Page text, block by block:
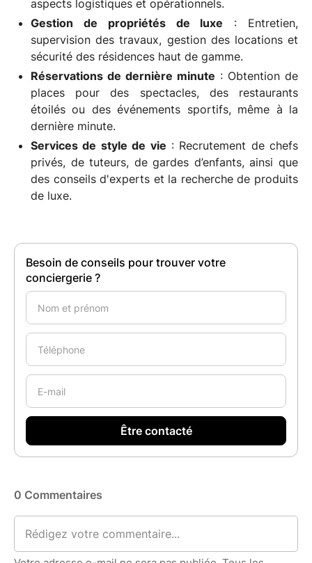
aspects logistiques et opérationnels.
Gestion de propriétés de luxe : Entretien,
supervision des travaux, gestion des locations et
sécurité des résidences haut de gamme.
Réservations de dernière minute : Obtention de
places pour des spectacles, des restaurants
étoilés ou des événements sportifs, même à la
dernière minute.
Services de style de vie : Recrutement de chefs
privés, de tuteurs, de gardes d’enfants, ainsi que
des conseils d'experts et la recherche de produits
de luxe.
Besoin de conseils pour trouver votre
conciergerie ?